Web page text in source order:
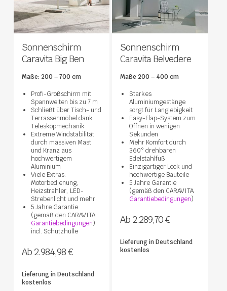
Optionen wählen
Sonnenschirm
Caravita Big Ben
Maße: 200 – 700 cm
Profi-Großschirm mit
Spannweiten bis zu 7 m
Schließt über Tisch- und
Terrassenmöbel dank
Teleskopmechanik
Extreme Windstabilität
durch massiven Mast
und Kranz aus
hochwertigem
Aluminium
Viele Extras:
Motorbedienung,
Heizstrahler, LED-
Strebenlicht und mehr
5 Jahre Garantie
(gemäß den CARAVITA
Garantiebedingungen)
incl. Schutzhülle
Ab 2.984,98 €
Lieferung in Deutschland
kostenlos
Optionen wählen
Sonnenschirm
Caravita Belvedere
Maße 200 – 400 cm
Starkes
Aluminiumgestänge
sorgt für Langlebigkeit
Easy-Flap-System zum
Öffnen in wenigen
Sekunden
Mehr Komfort durch
360° drehbaren
Edelstahlfuß
Einzigartiger Look und
hochwertige Bauteile
5 Jahre Garantie
(gemäß den CARAVITA
Garantiebedingungen)
Ab 2.289,70 €
Lieferung in Deutschland
kostenlos